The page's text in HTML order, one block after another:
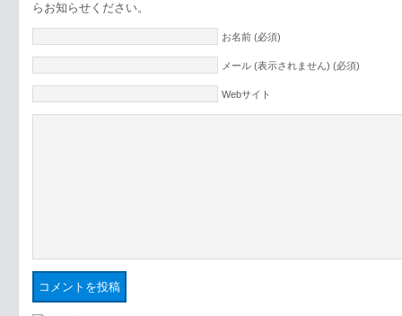
らお知らせください。
お名前 (必須)
メール (表示されません) (必須)
Webサイト